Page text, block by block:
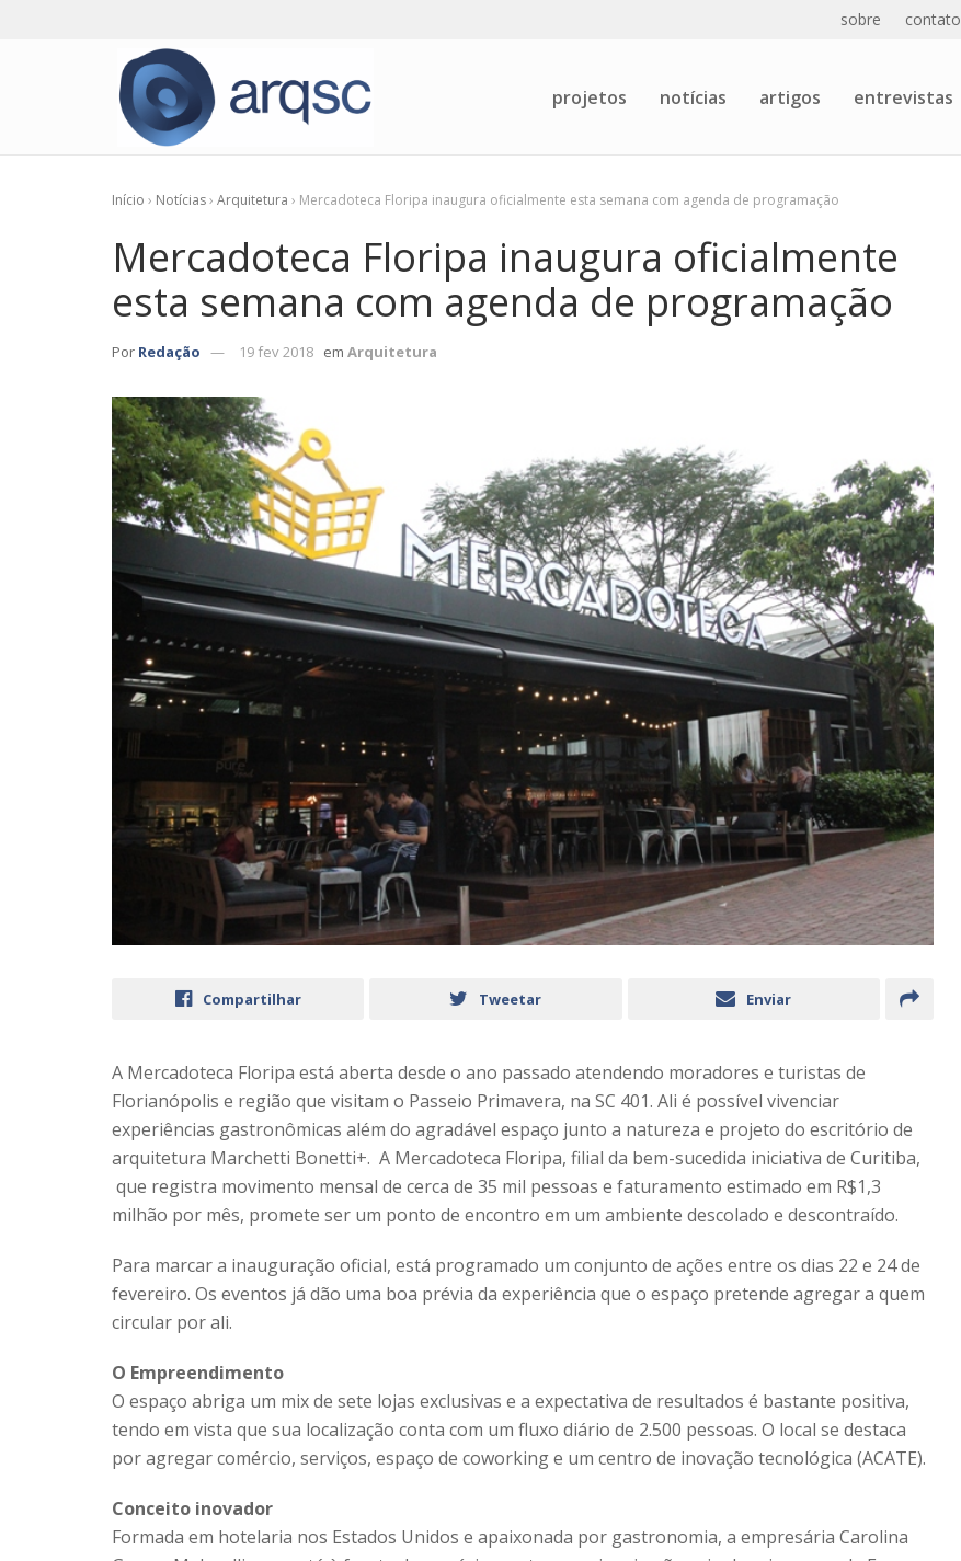
sobre contato
projetos notícias artigos entrevistas
Início › Notícias› Arquitetura › Mercadoteca Floripa inaugura oficialmente esta semana com agenda de programação
Mercadoteca Floripa inaugura oficialmente
esta semana com agenda de programação
Por Redação 19 fev 2018 em Arquitetura
Compartilhar Tweetar Enviar
A Mercadoteca Floripa está aberta desde o ano passado atendendo moradores e turistas de
Florianópolis e região que visitam o Passeio Primavera, na SC 401. Ali é possível vivenciar
experiências gastronômicas além do agradável espaço junto a natureza e projeto do escritório de
arquitetura Marchetti Bonetti+. A Mercadoteca Floripa, filial da bem-sucedida iniciativa de Curitiba,
que registra movimento mensal de cerca de 35 mil pessoas e faturamento estimado em R$1,3
milhão por mês, promete ser um ponto de encontro em um ambiente descolado e descontraído.
Para marcar a inauguração oficial, está programado um conjunto de ações entre os dias 22 e 24 de
fevereiro. Os eventos já dão uma boa prévia da experiência que o espaço pretende agregar a quem
circular por ali.
O Empreendimento
O espaço abriga um mix de sete lojas exclusivas e a expectativa de resultados é bastante positiva,
tendo em vista que sua localização conta com um fluxo diário de 2.500 pessoas. O local se destaca
por agregar comércio, serviços, espaço de coworking e um centro de inovação tecnológica (ACATE).
Conceito inovador
Formada em hotelaria nos Estados Unidos e apaixonada por gastronomia, a empresária Carolina